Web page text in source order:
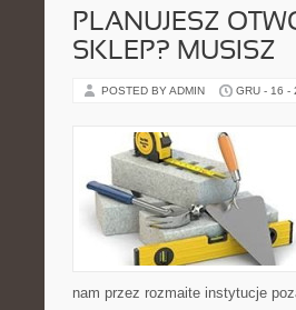
PLANUJESZ
SKLEP? MUSISZ
POSTED BY ADMIN GRU - 16 -
nam przez rozmaite instytucje